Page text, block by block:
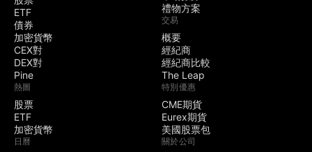
ETF
債券
加密貨幣
CEX對
DEX對
Pine
熱圖
股票
ETF
加密貨幣
日曆
禮物方案
交易
概要
經紀商
經紀商比較
The Leap
特別優惠
CME期貨
Eurex期貨
美國股票包
關於公司